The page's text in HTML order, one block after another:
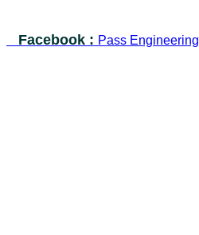
Facebook : Pass